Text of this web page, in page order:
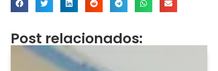
Post relacionados: